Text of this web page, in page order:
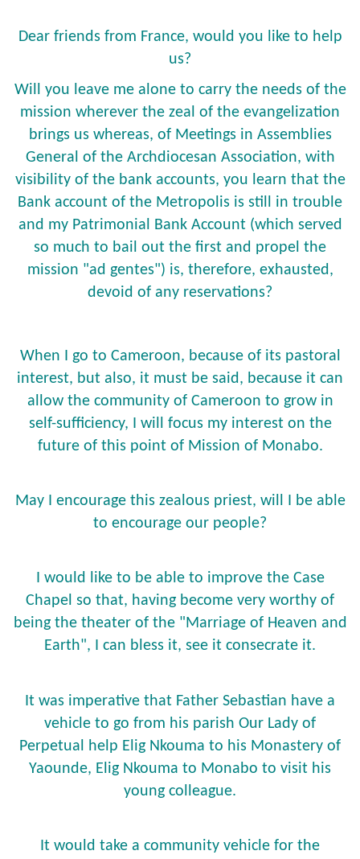
Dear friends from France, would you like to help
us?
Will you leave me alone to carry the needs of the
mission wherever the zeal of the evangelization
brings us whereas, of Meetings in Assemblies
General of the Archdiocesan Association, with
visibility of the bank accounts, you learn that the
Bank account of the Metropolis is still in trouble
and my Patrimonial Bank Account (which served
so much to bail out the first and propel the
mission "ad gentes") is, therefore, exhausted,
devoid of any reservations?
When I go to Cameroon, because of its pastoral
interest, but also, it must be said, because it can
allow the community of Cameroon to grow in
self-sufficiency, I will focus my interest on the
future of this point of Mission of Monabo.
May I encourage this zealous priest, will I be able
to encourage our people?
I would like to be able to improve the Case
Chapel so that, having become very worthy of
being the theater of the "Marriage of Heaven and
Earth", I can bless it, see it consecrate it.
It was imperative that Father Sebastian have a
vehicle to go from his parish Our Lady of
Perpetual help Elig Nkouma to his Monastery of
Yaounde, Elig Nkouma to Monabo to visit his
young colleague.
It would take a community vehicle for the